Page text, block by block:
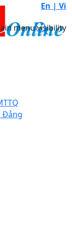
En | Vi
menu visibility
Đảng